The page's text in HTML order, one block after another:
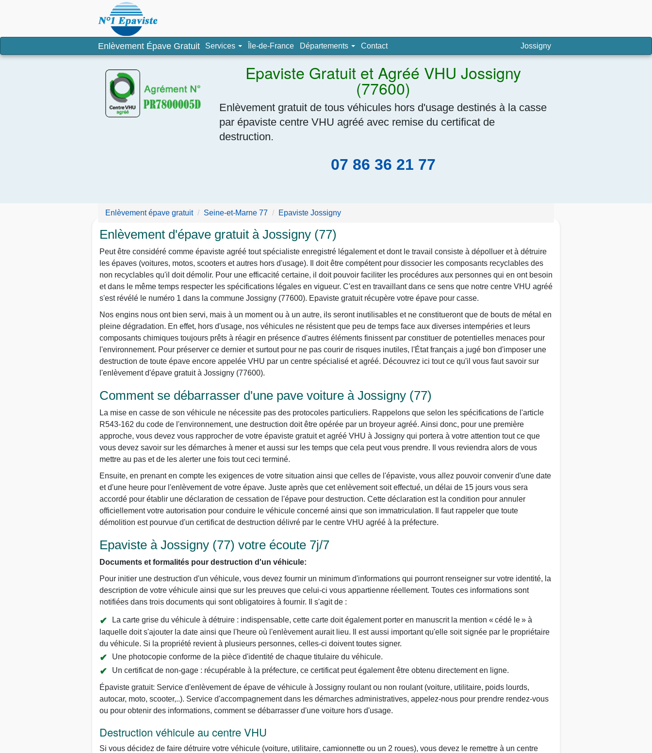
Enlèvement Épave Gratuit Services Île-de-France Départements
Navigation
Contact Jossigny
Epaviste Gratuit et Agréé VHU Jossigny
(77600)
Enlèvement gratuit de tous véhicules hors d'usage destinés à la casse
par épaviste centre VHU agréé avec remise du certificat de
destruction.
07 86 36 21 77
Enlèvement épave gratuit Seine-et-Marne 77 Epaviste Jossigny
Enlèvement d'épave gratuit à Jossigny (77)
Peut être considéré comme épaviste agréé tout spécialiste enregistré légalement et dont le travail consiste à dépolluer et à détruire
les épaves (voitures, motos, scooters et autres hors d'usage). Il doit être compétent pour dissocier les composants recyclables des
non recyclables qu'il doit démolir. Pour une efficacité certaine, il doit pouvoir faciliter les procédures aux personnes qui en ont besoin
et dans le même temps respecter les spécifications légales en vigueur. C'est en travaillant dans ce sens que notre centre VHU agréé
s'est révélé le numéro 1 dans la commune Jossigny (77600). Epaviste gratuit récupère votre épave pour casse.
Nos engins nous ont bien servi, mais à un moment ou à un autre, ils seront inutilisables et ne constitueront que de bouts de métal en
pleine dégradation. En effet, hors d'usage, nos véhicules ne résistent que peu de temps face aux diverses intempéries et leurs
composants chimiques toujours prêts à réagir en présence d'autres éléments finissent par constituer de potentielles menaces pour
l'environnement. Pour préserver ce dernier et surtout pour ne pas courir de risques inutiles, l'État français a jugé bon d'imposer une
destruction de toute épave encore appelée VHU par un centre spécialisé et agréé. Découvrez ici tout ce qu'il vous faut savoir sur
l'enlèvement d'épave gratuit à Jossigny (77600).
Comment se débarrasser d'une pave voiture à Jossigny (77)
La mise en casse de son véhicule ne nécessite pas des protocoles particuliers. Rappelons que selon les spécifications de l'article
R543-162 du code de l'environnement, une destruction doit être opérée par un broyeur agréé. Ainsi donc, pour une première
approche, vous devez vous rapprocher de votre épaviste gratuit et agréé VHU à Jossigny qui portera à votre attention tout ce que
vous devez savoir sur les démarches à mener et aussi sur les temps que cela peut vous prendre. Il vous reviendra alors de vous
mettre au pas et de les alerter une fois tout ceci terminé.
Ensuite, en prenant en compte les exigences de votre situation ainsi que celles de l'épaviste, vous allez pouvoir convenir d'une date
et d'une heure pour l'enlèvement de votre épave. Juste après que cet enlèvement soit effectué, un délai de 15 jours vous sera
accordé pour établir une déclaration de cessation de l'épave pour destruction. Cette déclaration est la condition pour annuler
officiellement votre autorisation pour conduire le véhicule concerné ainsi que son immatriculation. Il faut rappeler que toute
démolition est pourvue d'un certificat de destruction délivré par le centre VHU agréé à la préfecture.
Epaviste à Jossigny (77) votre écoute 7j/7
Documents et formalités pour destruction d'un véhicule:
Pour initier une destruction d'un véhicule, vous devez fournir un minimum d'informations qui pourront renseigner sur votre identité, la
description de votre véhicule ainsi que sur les preuves que celui-ci vous appartienne réellement. Toutes ces informations sont
notifiées dans trois documents qui sont obligatoires à fournir. Il s'agit de :
La carte grise du véhicule à détruire : indispensable, cette carte doit également porter en manuscrit la mention « cédé le » à
laquelle doit s'ajouter la date ainsi que l'heure où l'enlèvement aurait lieu. Il est aussi important qu'elle soit signée par le propriétaire
du véhicule. Si la propriété revient à plusieurs personnes, celles-ci doivent toutes signer.
Une photocopie conforme de la pièce d'identité de chaque titulaire du véhicule.
Un certificat de non-gage : récupérable à la préfecture, ce certificat peut également être obtenu directement en ligne.
Épaviste gratuit: Service d'enlèvement de épave de véhicule à Jossigny roulant ou non roulant (voiture, utilitaire, poids lourds,
autocar, moto, scooter,..). Service d'accompagnement dans les démarches administratives, appelez-nous pour prendre rendez-vous
ou pour obtenir des informations, comment se débarrasser d'une voiture hors d'usage.
Destruction véhicule au centre VHU
Si vous décidez de faire détruire votre véhicule (voiture, utilitaire, camionnette ou un 2 roues), vous devez le remettre à un centre